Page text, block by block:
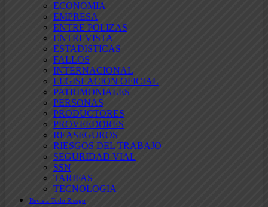
ECONOMIA
EMPRESA
ENTRE POLIZAS
ENTREVISTA
ESTADISTICAS
FALLOS
INTERNACIONAL
LEGISLACION OFICIAL
PATRIMONIALES
PERSONAS
PRODUCTORES
PROVEEDORES
REASEGUROS
RIESGOS DEL TRABAJO
SEGURIDAD VIAL
SSN
TARIFAS
TECNOLOGIA
Revista Todo Riesgo